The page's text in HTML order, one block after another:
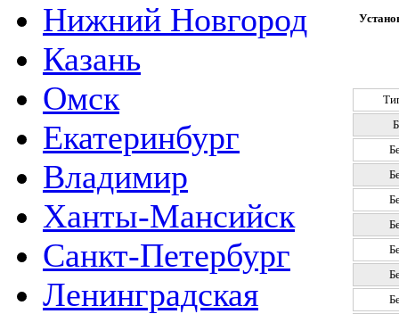
Нижний Новгород
Казань
Омск
Екатеринбург
Владимир
Ханты-Мансийск
Санкт-Петербург
Ленинградская